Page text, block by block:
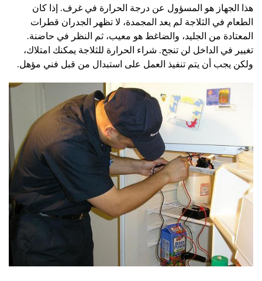
هذا الجهاز هو المسؤول عن درجة الحرارة في غرف. إذا كان
الطعام في الثلاجة لم يعد المجمدة، لا تظهر الجدران قطرات
المعتادة من الجليد، والضاغط هو معيب، ثم النظر في حاضنة.
تغيير في الداخل لن تنجح. شراء الحرارة للثلاجة يمكنك امتلاك،
ولكن يجب أن يتم تنفيذ العمل على استبدال من قبل فني مؤهل.